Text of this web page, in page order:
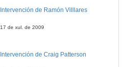
Intervención de Ramón Villlares
17 de xul. de 2009
Intervención de Craig Patterson